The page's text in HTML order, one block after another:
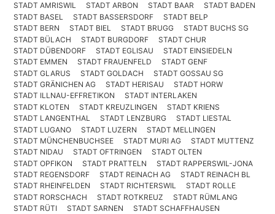
STADT AMRISWIL
STADT ARBON STADT BAAR
STADT BADEN
STADT BASEL
STADT BASSERSDORF
STADT BELP
STADT BERN
STADT BIEL STADT BRUGG
STADT BUCHS SG
STADT BÜLACH
STADT BURGDORF
STADT CHUR
STADT DÜBENDORF
STADT EGLISAU
STADT EINSIEDELN
STADT EMMEN
STADT FRAUENFELD
STADT GENF
STADT GLARUS
STADT GOLDACH
STADT GOSSAU SG
STADT GRÄNICHEN AG
STADT HERISAU
STADT HORW
STADT ILLNAU-EFFRETIKON
STADT INTERLAKEN
STADT KLOTEN
STADT KREUZLINGEN
STADT KRIENS
STADT LANGENTHAL
STADT LENZBURG
STADT LIESTAL
STADT LUGANO
STADT LUZERN
STADT MELLINGEN
STADT MÜNCHENBUCHSEE
STADT MURI AG
STADT MUTTENZ
STADT NIDAU
STADT OFTRINGEN
STADT OLTEN
STADT OPFIKON
STADT PRATTELN
STADT RAPPERSWIL-JONA
STADT REGENSDORF
STADT REINACH AG
STADT REINACH BL
STADT RHEINFELDEN
STADT RICHTERSWIL
STADT ROLLE
STADT RORSCHACH
STADT ROTKREUZ
STADT RÜMLANG
STADT RÜTI
STADT SARNEN
STADT SCHAFFHAUSEN